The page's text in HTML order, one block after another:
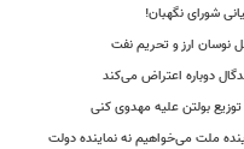
شورای نگهبان!
نوسان ارز و تحریم‌ نفت
دوباره اعتراض می‌کند
بولتن علیه مهدوی کنی
ملت می‌خواهیم نه نماینده دولت